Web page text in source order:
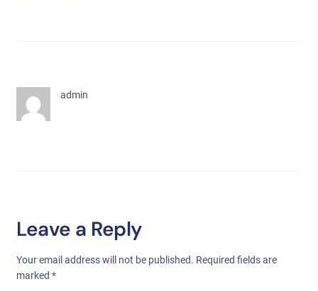
admin
Leave a Reply
Your email address will not be published. Required fields are
marked *